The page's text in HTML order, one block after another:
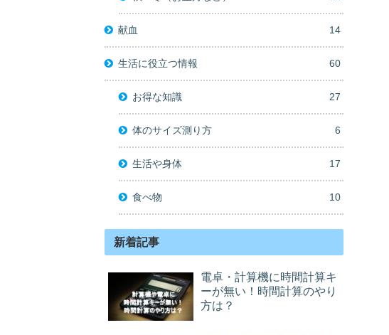
献血 14
生活に役立つ情報 60
お得な知識 27
体のサイズ測り方 6
生活や身体 17
食べ物 10
新着記事
電卓・計算機に時間計算キ
ーが無い！時間計算のやり
方は？